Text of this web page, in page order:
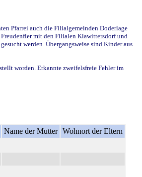
Pfarrei auch die Filialgemeinden Doderlage
mit den Filialen Klawittersdorf und
werden. Übergangsweise sind Kinder aus
worden. Erkannte zweifelsfreie Fehler im
Name der Mutter Wohnort der Eltern